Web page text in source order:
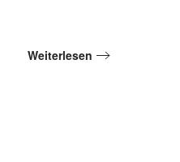
Weiterlesen